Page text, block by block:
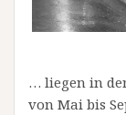
… liegen in
von Mai bis